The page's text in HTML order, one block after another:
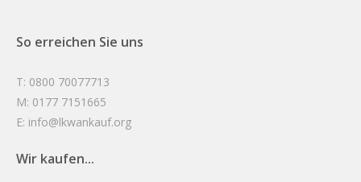
So erreichen Sie uns
T: 0800 70077713
M: 0177 7151665
E: info@lkwankauf.org
Wir kaufen...